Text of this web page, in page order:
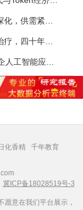
招商证券-创新药行业深度研究：RAS靶向治疗，四十年不可成药的终结，与终结之后的治疗格局演化-260805
化香精 千年教育
冀ICP备18028519号-3
意在我们平台展示，